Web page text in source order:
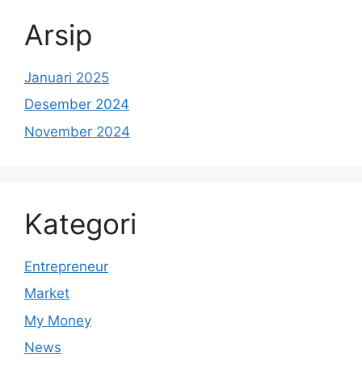
Arsip
Januari 2025
Desember 2024
November 2024
Kategori
Entrepreneur
Market
My Money
News